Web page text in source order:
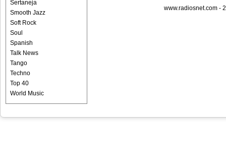
Sertaneja
Smooth Jazz
Soft Rock
Soul
Spanish
Talk News
Tango
Techno
Top 40
World Music
www.radiosnet.com -